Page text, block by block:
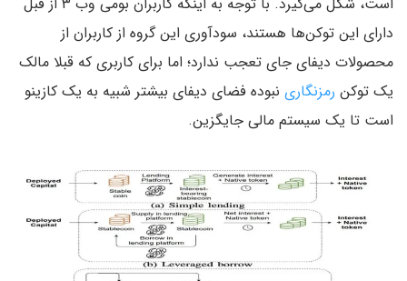
دارای این توکن‌ها هستند، سودآوری این گروه از کاربران از
محصولات دیفای جای تعجب ندارد؛ اما برای کاربری که قبلا مالک
یک توکن رمزنگاری نبوده فضای دیفای بیشتر شبیه به یک کازینو
است تا یک سیستم مالی جایگزین.